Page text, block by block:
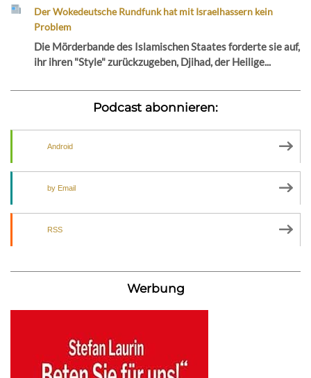
Der Wokedeutsche Rundfunk hat mit Israelhassern kein
Problem
Die Mörderbande des Islamischen Staates forderte sie auf,
ihr ihren "Style" zurückzugeben, Djihad, der Heilige...
Podcast abonnieren:
Android
by Email
RSS
Werbung